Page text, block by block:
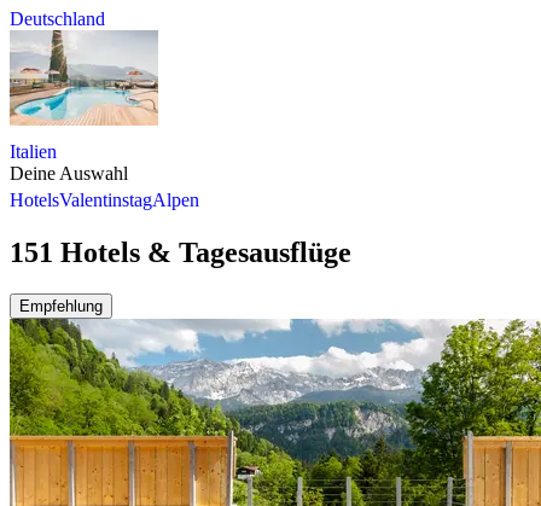
Deutschland
Italien
Deine Auswahl
HotelsValentinstagAlpen
151 Hotels & Tagesausflüge
Empfehlung